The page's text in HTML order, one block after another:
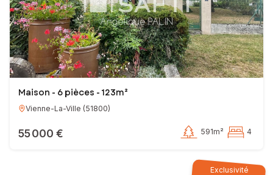
Maison - 6 pièces - 123m²
Vienne-La-Ville (51800)
55 000 € 591m² 4
Exclusivité